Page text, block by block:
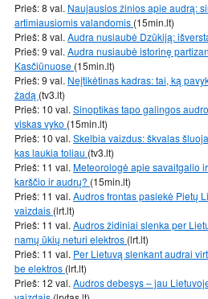
Prieš: 8 val. Naujausios žinios apie audrą:
artimiausiomis valandomis (15min.lt)
Prieš: 8 val. Audra nusiaubė Dzūkiją:
Prieš: 9 val. Audra nusiaubė istorinę
Kasčiūnuose (15min.lt)
Prieš: 9 val. Neįtikėtinas kadras: tai, ką
žadą (tv3.lt)
Prieš: 10 val. Sinoptikas tapo galingos
viskas vyko (15min.lt)
Prieš: 10 val. Skelbia vaizdus: škvalas
kas laukia toliau (tv3.lt)
Prieš: 11 val. Meteorologė apie savaitgalio
karščio ir audrų? (15min.lt)
Prieš: 11 val. Audros frontas pasiekė Pietų
vaizdais (lrt.lt)
Prieš: 11 val. Audros židiniai slenka per
namų ūkių neturi elektros (lrt.lt)
Prieš: 11 val. Per Lietuvą slenkant audrai
be elektros (lrt.lt)
Prieš: 12 val. Audros debesys – jau